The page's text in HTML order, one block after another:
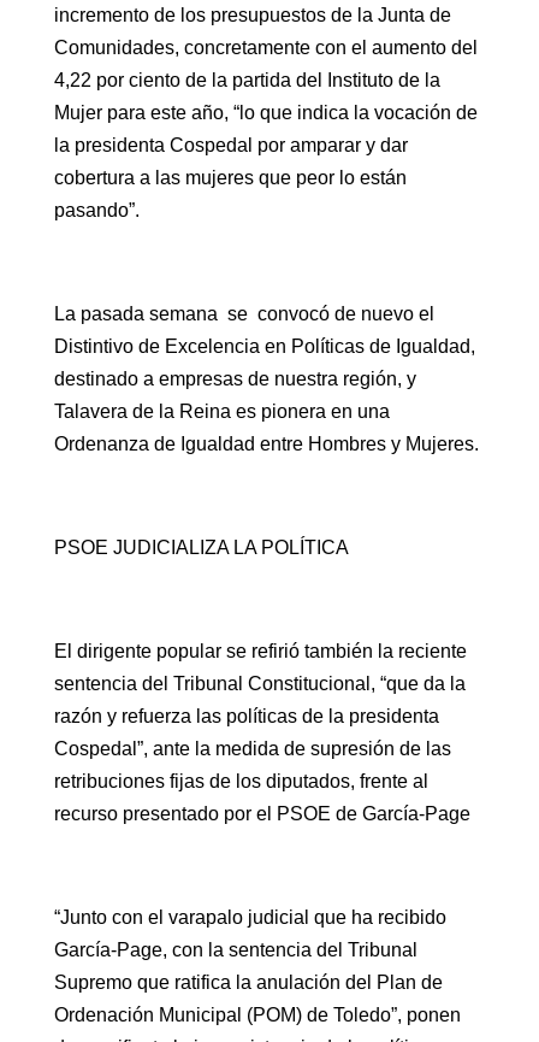
incremento de los presupuestos de la Junta de
Comunidades, concretamente con el aumento del
4,22 por ciento de la partida del Instituto de la
Mujer para este año, “lo que indica la vocación de
la presidenta Cospedal por amparar y dar
cobertura a las mujeres que peor lo están
pasando”.
La pasada semana se convocó de nuevo el
Distintivo de Excelencia en Políticas de Igualdad,
destinado a empresas de nuestra región, y
Talavera de la Reina es pionera en una
Ordenanza de Igualdad entre Hombres y Mujeres.
PSOE JUDICIALIZA LA POLÍTICA
El dirigente popular se refirió también la reciente
sentencia del Tribunal Constitucional, “que da la
razón y refuerza las políticas de la presidenta
Cospedal”, ante la medida de supresión de las
retribuciones fijas de los diputados, frente al
recurso presentado por el PSOE de García-Page
“Junto con el varapalo judicial que ha recibido
García-Page, con la sentencia del Tribunal
Supremo que ratifica la anulación del Plan de
Ordenación Municipal (POM) de Toledo”, ponen